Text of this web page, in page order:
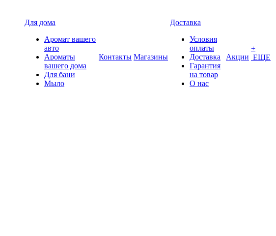
Для дома
Аромат вашего
авто
Ароматы
вашего дома
Для бани
Мыло
Контакты Магазины
Доставка
Условия
оплаты
Доставка
Гарантия
на товар
О нас
Акции
+
ЕЩЕ